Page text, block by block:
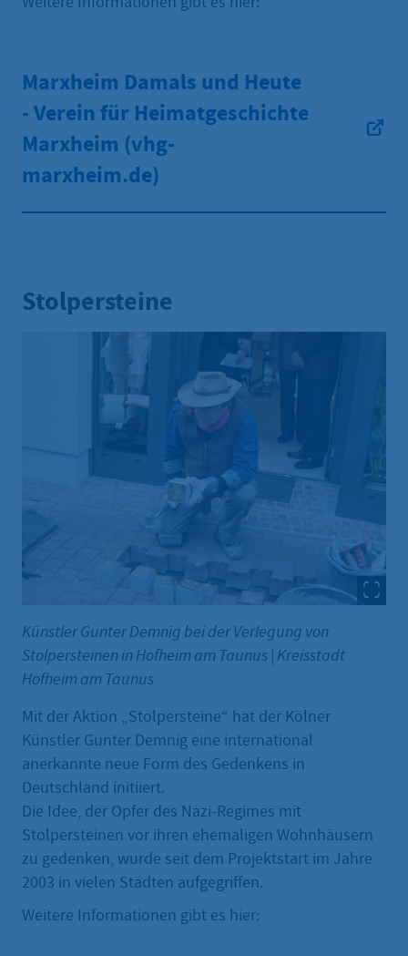
Marxheim Damals und Heute
- Verein für Heimatgeschichte
Marxheim (vhg-
marxheim.de)
Stolpersteine
Künstler Gunter Demnig bei der Verlegung von
Stolpersteinen in Hofheim am Taunus | Kreisstadt
Hofheim am Taunus
Mit der Aktion „Stolpersteine“ hat der Kölner
Künstler Gunter Demnig eine international
anerkannte neue Form des Gedenkens in
Deutschland initiiert.
Die Idee, der Opfer des Nazi-Regimes mit
Stolpersteinen vor ihren ehemaligen Wohnhäusern
zu gedenken, wurde seit dem Projektstart im Jahre
2003 in vielen Städten aufgegriffen.
Weitere Informationen gibt es hier: